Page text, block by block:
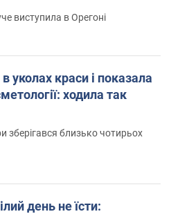
виступила в Орегоні
в уколах краси і показала
ходила так
зберігався близько чотирьох
день не їсти: